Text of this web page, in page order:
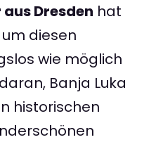
Dresden hat
diesen
wie möglich
Banja Luka
historischen